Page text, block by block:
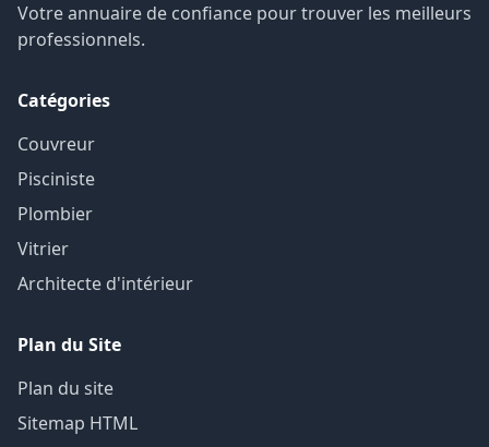
Votre annuaire de confiance pour trouver les meilleurs
professionnels.
Catégories
Couvreur
Pisciniste
Plombier
Vitrier
Architecte d'intérieur
Plan du Site
Plan du site
Sitemap HTML